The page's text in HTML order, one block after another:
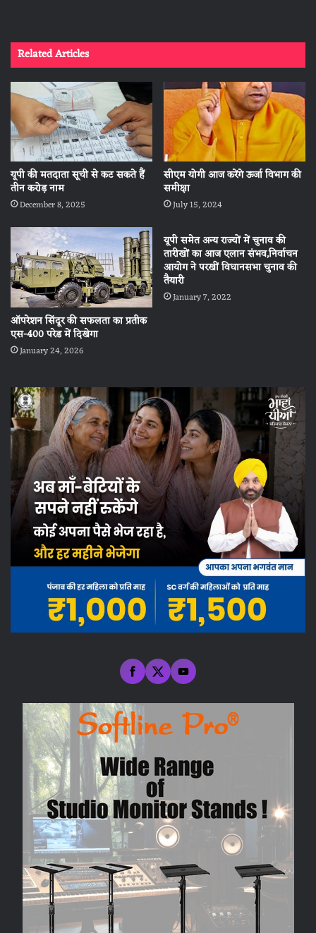
Related Articles
यूपी की मतदाता सूची से कट सकते हैं
तीन करोड़ नाम
December 8, 2025
सीएम योगी आज करेंगे ऊर्जा विभाग की
समीक्षा
July 15, 2024
ऑपरेशन सिंदूर की सफलता का प्रतीक
एस-400 परेड में दिखेगा
January 24, 2026
यूपी समेत अन्य राज्यों में चुनाव की
तारीखों का आज एलान संभव,निर्वाचन
आयोग ने परखीं विधानसभा चुनाव की
तैयारी
January 7, 2022